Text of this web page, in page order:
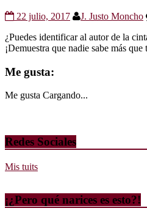
22 julio, 2017 J. Justo Moncho
¿Puedes identificar al autor de la
¡Demuestra que nadie sabe más que
Me gusta:
Me gusta Cargando...
Redes Sociales
Mis tuits
¡¿Pero qué narices es esto?!